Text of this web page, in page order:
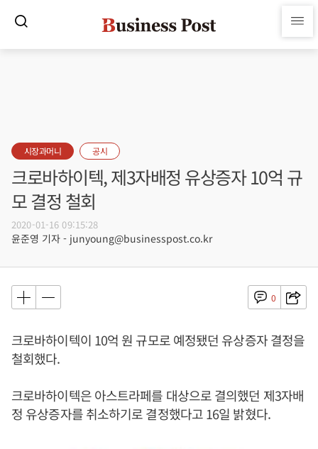
시장과머니 공시
크로바하이텍, 제3자배정 유상증자 10억 규
모 결정 철회
2020-01-16 09:15:28
윤준영 기자 - junyoung@businesspost.co.kr
0
크로바하이텍이 10억 원 규모로 예정됐던 유상증자 결정을
철회했다.
크로바하이텍은 아스트라페를 대상으로 결의했던 제3자배
정 유상증자를 취소하기로 결정했다고 16일 밝혔다.